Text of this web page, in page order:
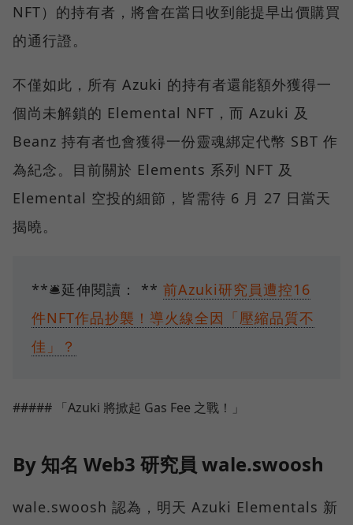
NFT）的持有者，將會在當日收到能提早出價購買
的通行證。
不僅如此，所有 Azuki 的持有者還能額外獲得一
個尚未解鎖的 Elemental NFT，而 Azuki 及
Beanz 持有者也會獲得一份靈魂綁定代幣 SBT 作
為紀念。目前關於 Elements 系列 NFT 及
Elemental 空投的細節，皆需待 6 月 27 日當天
揭曉。
**🛎️延伸閱讀： ** 前Azuki研究員遭控16
件NFT作品抄襲！導火線全因「壓縮品質不
佳」？
##### 「Azuki 將掀起 Gas Fee 之戰！」
By 知名 Web3 研究員 wale.swoosh
wale.swoosh 認為，明天 Azuki Elementals 新